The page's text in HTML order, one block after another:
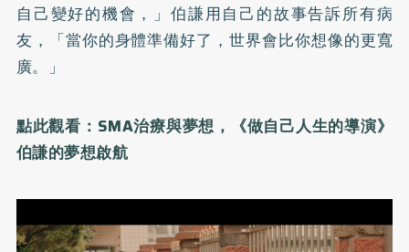
自己變好的機會，」伯謙用自己的故事告訴所有病
友，「當你的身體準備好了，世界會比你想像的更寬
廣。」
點此觀看：SMA治療與夢想，《做自己人生的導演》
伯謙的夢想啟航